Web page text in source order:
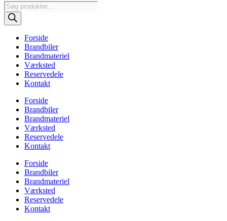
Products
search
Forside
Brandbiler
Brandmateriel
Værksted
Reservedele
Kontakt
Forside
Brandbiler
Brandmateriel
Værksted
Reservedele
Kontakt
Forside
Brandbiler
Brandmateriel
Værksted
Reservedele
Kontakt